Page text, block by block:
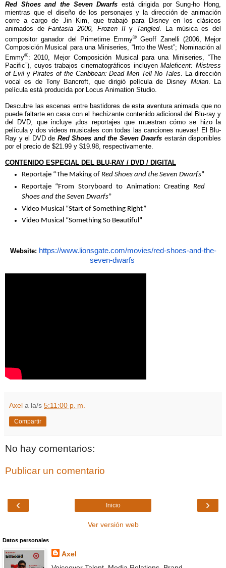
Red Shoes and the Seven Dwarfsestá dirigida por Sung-ho Hong,
mientras que el diseño de los personajes y la dirección de animación
corre a cargo de Jin Kim, que trabajó para Disney en los clásicos
animados deFantasia 2000, Frozen IIy Tangled. La música es del
compositor ganador del Primetime Emmy® Geoff Zanelli (2006, Mejor
Composición Musical para una Miniseries, “Into the West”; Nominación al
Emmy®: 2010, Mejor Composición Musical para una Miniseries, “The
Pacific”), cuyos trabajos cinematográficos incluyenMaleficent: Mistress
of Evily Pirates of the Caribbean: Dead Men Tell No Tales . La dirección
vocal es de Tony Bancroft, que dirigió película de Disney Mulan. La
película está producida por Locus Animation Studio.
Descubre las escenas entre bastidores de esta aventura animada que no
puede faltarte en casa con el hechizante contenido adicional del Blu-ray y
del DVD, que incluye ¡dos reportajes que muestran cómo se hizo la
película y dos videos musicales con todas las canciones nuevas! El Blu-
Ray y el DVD de Red Shoes and the Seven Dwarfs estarán disponibles
por el precio de $21.99 y $19.98, respectivamente.
CONTENIDO ESPECIAL DEL BLU-RAY / DVD / DIGITAL
Reportaje “The Making of Red Shoes and the Seven Dwarfs”
Reportaje “From Storyboard to Animation: Creating Red
Shoes and the Seven Dwarfs”
Video Musical “Start of Something Right”
Video Musical “Something So Beautiful”
Website: https://www.lionsgate.com/movies/red-shoes-and-the-
seven-dwarfs
Axel a la/s 5:11:00 p. m.
Compartir
No hay comentarios:
Publicar un comentario
‹ ›
Inicio
Ver versión web
Datos personales
Axel